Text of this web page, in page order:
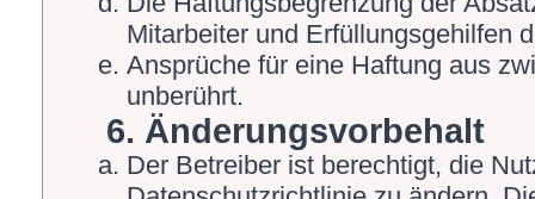
Mitarbeiter und Erfüllungsgehilfen
Ansprüche für eine Haftung aus
unberührt.
6. Änderungsvorbehalt
Der Betreiber ist berechtigt, die